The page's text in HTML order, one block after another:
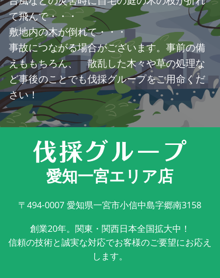
て飛んで・・・
敷地内の木が倒れて・・・
事故につながる場合がございます。事前の備
えももちろん、 散乱した木々や草の処理な
ど事後のことでも伐採グループをご用命くだ
さい！
愛知一宮エリア店
〒494-0007 愛知県一宮市小信中島字郷南3158
創業20年。関東・関西日本全国拡大中！
信頼の技術と誠実な対応でお客様のご要望にお応え
します。